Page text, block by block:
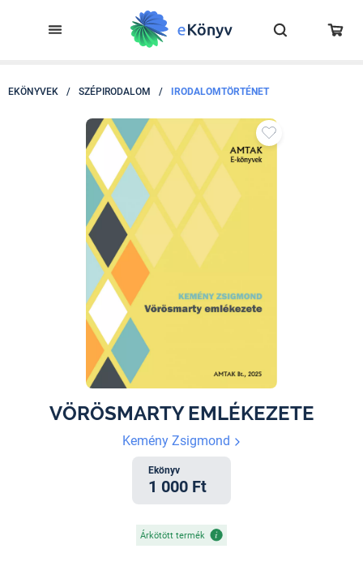
EKÖNYVEK / SZÉPIRODALOM / IRODALOMTÖRTÉNET
VÖRÖSMARTY EMLÉKEZETE
Kemény Zsigmond
Ekönyv
1 000 Ft
Árkötött termék